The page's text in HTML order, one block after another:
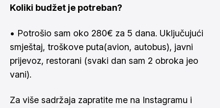
Koliki budžet je potreban?
• Potrošio sam oko 280€ za 5 dana. Uključujući
smještaj, troškove puta(avion, autobus), javni
prijevoz, restorani (svaki dan sam 2 obroka jeo
vani).
Za više sadržaja zapratite me na Instagramu i